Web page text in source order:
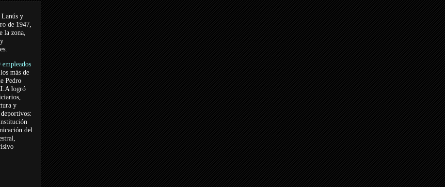
Lanús y
de 1947,
la zona,
empleados
más de
Pedro
logró
y
del